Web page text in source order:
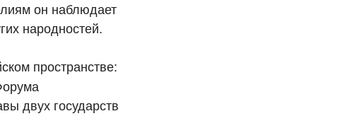
он наблюдает
народностей.
пространстве:
двух государств